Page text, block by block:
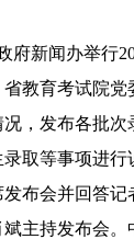
新闻办举行
教育考试院
，发布各批次
取等事项进行
布会并回答记
主持发布会。